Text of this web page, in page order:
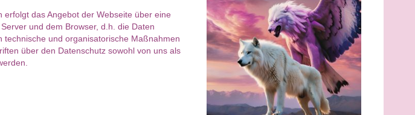
das Angebot der Webseite über eine
und dem Browser, d.h. die Daten
und organisatorische Maßnahmen
über den Datenschutz sowohl von uns als